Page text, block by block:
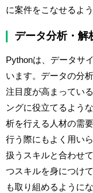
に案件をこなせるよ
データ分析・解
Pythonは、データサ
います。データの分
注目度が高まってい
ングに役立てるよう
析を行える人材の需
行う際にもよく用い
扱うスキルと合わせ
つスキルを身につけ
も取り組めるように